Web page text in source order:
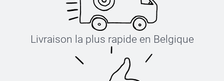
Livraison la plus rapide en Belgique